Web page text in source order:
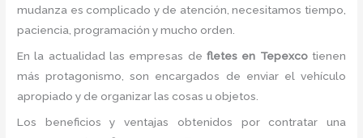
mudanza es complicado y de atención, necesitamos tiempo,
paciencia, programación y mucho orden.
En la actualidad las empresas de fletes en Tepexco tienen
más protagonismo, son encargados de enviar el vehículo
apropiado y de organizar las cosas u objetos.
Los beneficios y ventajas obtenidos por contratar una